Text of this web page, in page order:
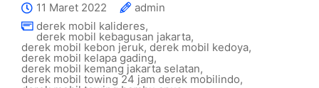
11 Maret 2022
admin
derek mobil kalideres,
derek mobil kebagusan jakarta,
derek mobil kebon jeruk, derek mobil kedoya,
derek mobil kelapa gading,
derek mobil kemang jakarta selatan,
derek mobil towing 24 jam derek mobilindo,